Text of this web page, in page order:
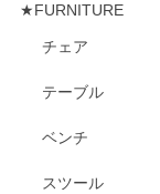
★FURNITURE
チェア
テーブル
ベンチ
スツール